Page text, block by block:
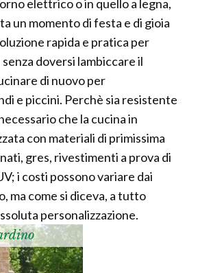
elettrico o in quello a legna,
un momento di festa e di gioia
rapida e pratica per
doversi lambiccare il
di nuovo per
e piccini. Perchè sia resistente
che la cucina in
con materiali di primissima
gres, rivestimenti a prova di
i costi possono variare dai
ma come si diceva, a tutto
personalizzazione.